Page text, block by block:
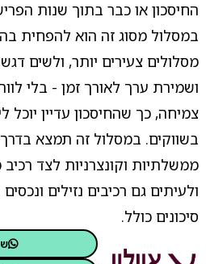
החיסכון או כבר בתוך שנות
במסלול מסוג זה הוא להפחית
מסלולים צעירים יותר, ולשים
ושמירת ערך לאורך זמן - בלי
צמיחה, כך שהחיסכון עדיין יוכל
בשווקים. במסלול זה תמצא
ממשלתיות וקונצרניות לצד רכיב
ולעיתים גם רכיבים נזילים
סיכונים כולל.